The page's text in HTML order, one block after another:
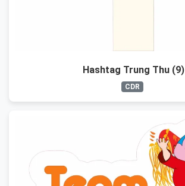
Hashtag Trung Thu (9)
CDR